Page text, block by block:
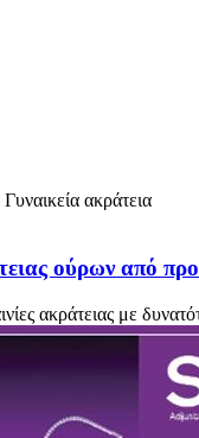
Γυναικεία ακράτεια
ούρων από
ακράτειας με